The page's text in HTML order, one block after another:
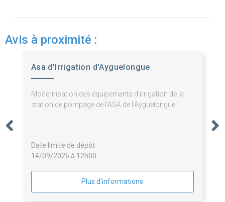
Avis à proximité :
Asa d'Irrigation d'Ayguelongue
Modernisation des équipements d'irrigation de la
station de pompage de l'ASA de l'Ayguelongue
Date limite de dépôt :
14/09/2026 à 12h00
Plus d'informations